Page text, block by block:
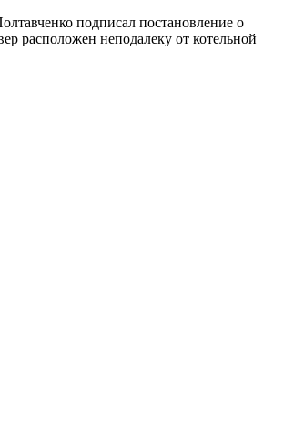
подписал постановление о
расположен неподалеку от котельной